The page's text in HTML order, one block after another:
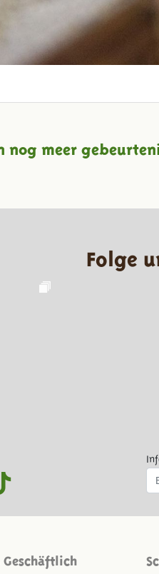
nog meer
Folge
Geschäftlich